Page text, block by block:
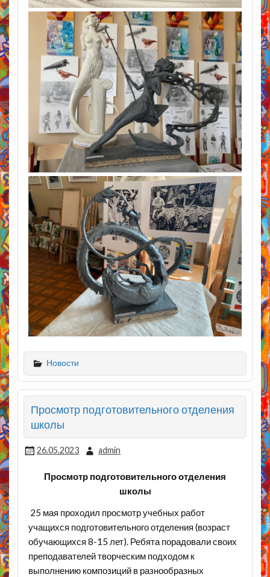
Новости
Просмотр подготовительного отделения
школы
26.05.2023 admin
Просмотр подготовительного отделения
школы
25 мая проходил просмотр учебных работ
учащихся подготовительного отделения (возраст
обучающихся 8-15 лет). Ребята порадовали своих
преподавателей творческим подходом к
выполнению композиций в разнообразных